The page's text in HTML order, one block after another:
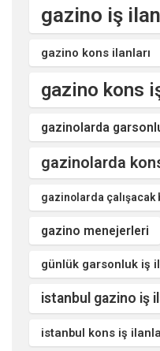
gazino iş
gazino kons ilanları
gazino kons
gazinolarda
gazinolarda
gazinolarda çalışacak
gazino menejerleri
günlük garsonluk iş
istanbul gazino iş
istanbul kons iş